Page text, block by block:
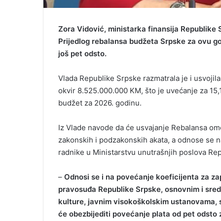
Zora Vidović, ministarka finansija Republike
Prijedlog rebalansa budžeta Srpske za ovu
još pet odsto.
Vlada Republike Srpske razmatrala je i
okvir 8.525.000.000 KM, što je uvećanje za
budžet za 2026. godinu.
Iz Vlade navode da će usvajanje Rebalansa
zakonskih i podzakonskih akata, a odnose se
radnike u Ministarstvu unutrašnjih poslova
– Odnosi se i na povećanje koeficijenta za
pravosuđa Republike Srpske, osnovnim i
kulture, javnim visokoškolskim
će obezbijediti povećanje plata od pet odsto